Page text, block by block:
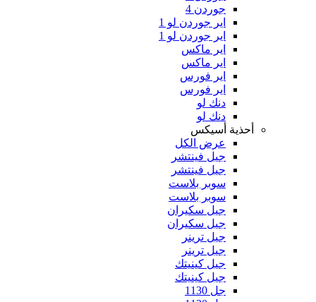
جوردن 4
اير جوردن لو 1
اير جوردن لو 1
اير ماكس
اير ماكس
اير فورس
اير فورس
دنك لو
دنك لو
أحذية أسيكس
عرض الكل
جيل فينتشر
جيل فينتشر
سوبر بلاست
سوبر بلاست
جيل سكيران
جيل سكيران
جيل ترينر
جيل ترينر
جيل كينيتك
جيل كينيتك
جل 1130